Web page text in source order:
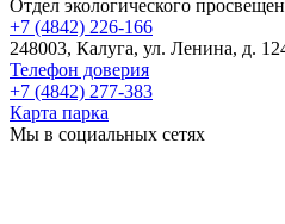
Отдел экологического
+7 (4842) 226-166
248003, Калуга, ул. Ленина, д.
Телефон доверия
+7 (4842) 277-383
Карта парка
Мы в социальных сетях